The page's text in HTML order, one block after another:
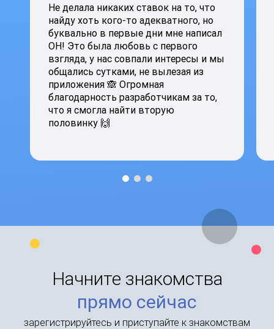
Не делала никаких ставок на то, что
найду хоть кого-то адекватного, но
буквально в первые дни мне написал
ОН! Это была любовь с первого
взгляда, у нас совпали интересы и мы
общались сутками, не вылезая из
приложения 🙈 Огромная
благодарность разработчикам за то,
что я смогла найти вторую
половинку 🙌
Начните знакомства
прямо сейчас
зарегистрируйтесь и приступайте к знакомствам